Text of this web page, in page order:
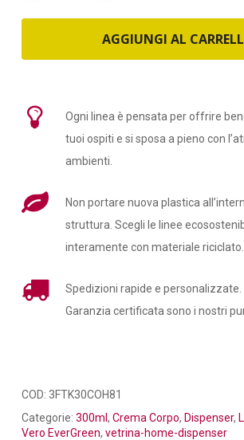
AGGIUNGI AL
Ogni linea è pensata per offrire
tuoi ospiti e si sposa a pieno con
ambienti.
Non portare nuova plastica
struttura. Scegli le linee
interamente con materiale riciclato.
Spedizioni rapide e personalizzate.
Garanzia certificata sono i nostri
COD: 3FTK30COH81
Categorie: 300ml , Crema Corpo, Dispenser,
Vero EverGreen, vetrina-home-dispenser